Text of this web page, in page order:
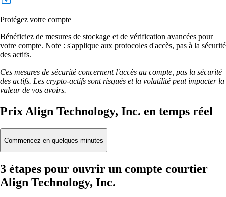
Protégez votre compte
Bénéficiez de mesures de stockage et de vérification avancées pour
votre compte. Note : s'applique aux protocoles d'accès, pas à la sécurité
des actifs.
Ces mesures de sécurité concernent l'accès au compte, pas la sécurité
des actifs. Les crypto-actifs sont risqués et la volatilité peut impacter la
valeur de vos avoirs.
Prix Align Technology, Inc. en temps réel
Commencez en quelques minutes
3 étapes pour ouvrir un compte courtier
Align Technology, Inc.